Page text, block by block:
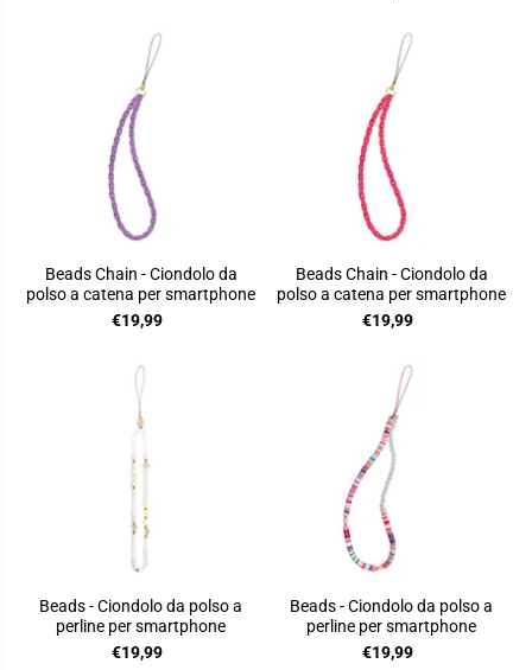
Beads Chain - Ciondolo da
polso a catena per smartphone
€19,99
Beads Chain - Ciondolo da
polso a catena per smartphone
€19,99
Beads - Ciondolo da polso a
perline per smartphone
€19,99
Beads - Ciondolo da polso a
perline per smartphone
€19,99